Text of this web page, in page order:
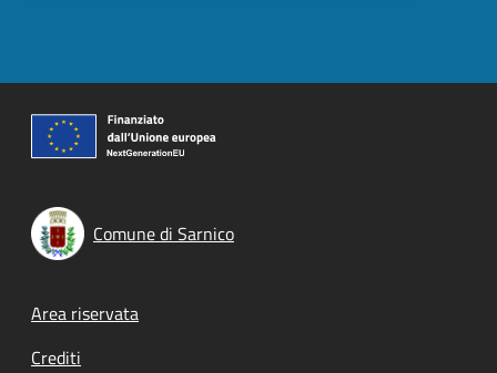
Comune di Sarnico
Footer menu
Area riservata
Crediti